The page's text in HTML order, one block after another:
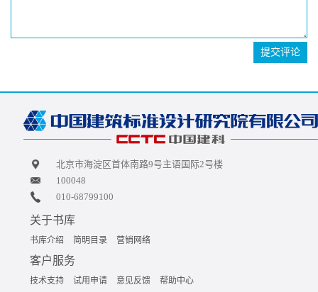
提交评论
北京市海淀区首体南路9号主语国际2号楼
100048
010-68799100
关于书库
书库介绍 简明目录 营销网络
客户服务
技术支持 试用申请 意见反馈 帮助中心